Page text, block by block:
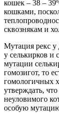
кошек – 38 –
кошками,
сквознякам и
Мутация рекс у
у селькирков и
мутации
гомозигот, то
гомологичных
утверждать,
неуловимого
особую